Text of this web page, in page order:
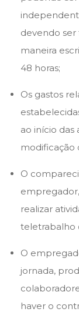
devendo
maneira
48 horas;
Os gastos
ao início das
modificação
O
realizar
teletrabalho
O
jornada,
haver o